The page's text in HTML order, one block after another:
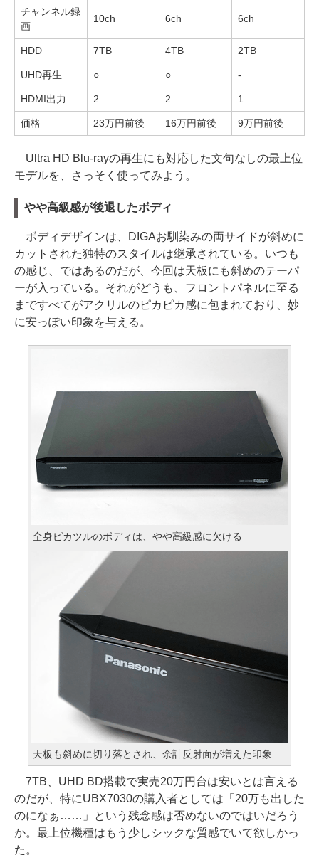
チャンネル録
画
10ch 6ch 6ch
HDD 7TB 4TB 2TB
UHD再生 ○ ○ -
HDMI出力 2 2 1
価格 23万円前後 16万円前後 9万円前後
Ultra HD Blu-rayの再生にも対応した文句なしの最上位
モデルを、さっそく使ってみよう。
やや高級感が後退したボディ
ボディデザインは、DIGAお馴染みの両サイドが斜めに
カットされた独特のスタイルは継承されている。いつも
の感じ、ではあるのだが、今回は天板にも斜めのテーパ
ーが入っている。それがどうも、フロントパネルに至る
まですべてがアクリルのピカピカ感に包まれており、妙
に安っぽい印象を与える。
全身ピカツルのボディは、やや高級感に欠ける
天板も斜めに切り落とされ、余計反射面が増えた印象
7TB、UHD BD搭載で実売20万円台は安いとは言える
のだが、特にUBX7030の購入者としては「20万も出した
のになぁ……」という残念感は否めないのではいだろう
か。最上位機種はもう少しシックな質感でいて欲しかっ
た。